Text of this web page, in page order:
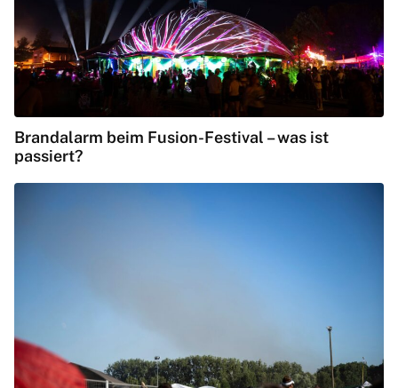
Brandalarm beim Fusion-Festival – was ist
passiert?